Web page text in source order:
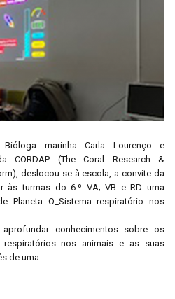
marinha Carla Lourenço e
CORDAP (The Coral Research &
deslocou-se à escola, a convite da
às turmas do 6.º VA; VB e RD uma
Planeta O_Sistema respiratório nos
conhecimentos sobre os
nos animais e as suas
de uma